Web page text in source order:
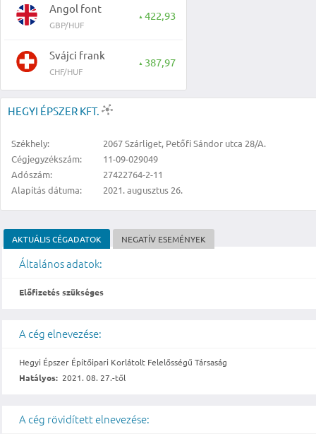
Angol font
GBP/HUF
▲ 422,93
Svájci frank
CHF/HUF
▲ 387,97
HEGYI ÉPSZER KFT.
Székhely:
2067 Szárliget, Petőfi Sándor utca 28/A.
Cégjegyzékszám:
11-09-029049
Adószám:
27422764-2-11
Alapítás dátuma:
2021. augusztus 26.
AKTUÁLIS CÉGADATOK NEGATÍV ESEMÉNYEK
Általános adatok:
Előfizetés szükséges
A cég elnevezése:
Hegyi Épszer Építőipari Korlátolt Felelősségű Társaság
Hatályos: 2021. 08. 27.-től
A cég rövidített elnevezése: